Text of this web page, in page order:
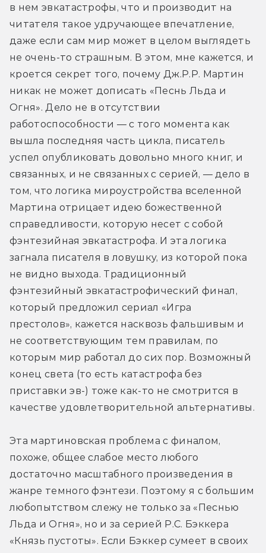
в нем эвкатастрофы, что и производит на
читателя такое удручающее впечатление,
даже если сам мир может в целом выглядеть
не очень-то страшным. В этом, мне кажется, и
кроется секрет того, почему Дж.Р.Р. Мартин
никак не может дописать «Песнь Льда и
Огня». Дело не в отсутствии
работоспособности — с того момента как
вышла последняя часть цикла, писатель
успел опубликовать довольно много книг, и
связанных, и не связанных с серией, — дело в
том, что логика мироустройства вселенной
Мартина отрицает идею божественной
справедливости, которую несет с собой
фэнтезийная эвкатастрофа. И эта логика
загнала писателя в ловушку, из которой пока
не видно выхода. Традиционный
фэнтезийный эвкатастрофический финал,
который предложил сериал «Игра
престолов», кажется насквозь фальшивым и
не соответствующим тем правилам, по
которым мир работал до сих пор. Возможный
конец света (то есть катастрофа без
приставки эв-) тоже как-то не смотрится в
качестве удовлетворительной альтернативы.
Эта мартиновская проблема с финалом,
похоже, общее слабое место любого
достаточно масштабного произведения в
жанре темного фэнтези. Поэтому я с большим
любопытством слежу не только за «Песнью
Льда и Огня», но и за серией Р.С. Бэккера
«Князь пустоты». Если Бэккер сумеет в своих